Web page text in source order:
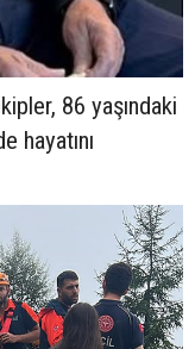
86 yaşındaki
hayatını